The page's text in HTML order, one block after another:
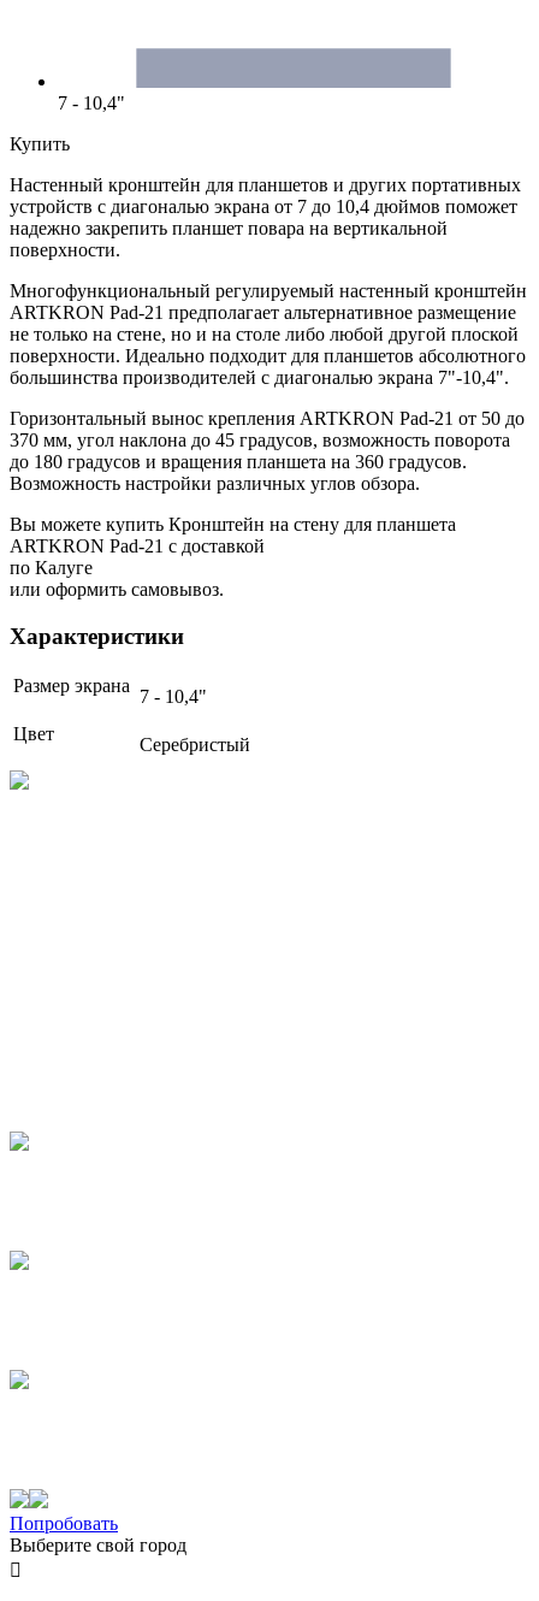
7 - 10,4"
Купить
Настенный кронштейн для планшетов и других портативных
устройств с диагональю экрана от 7 до 10,4 дюймов поможет
надежно закрепить планшет повара на вертикальной
поверхности.
Многофункциональный регулируемый настенный кронштейн
ARTKRON Pad-21 предполагает альтернативное размещение
не только на стене, но и на столе либо любой другой плоской
поверхности. Идеально подходит для планшетов абсолютного
большинства производителей с диагональю экрана 7"-10,4".
Горизонтальный вынос крепления ARTKRON Pad-21 от 50 до
370 мм, угол наклона до 45 градусов, возможность поворота
до 180 градусов и вращения планшета на 360 градусов.
Возможность настройки различных углов обзора.
Вы можете купить Кронштейн на стену для планшета
ARTKRON Pad-21 с доставкой
по Калуге
или оформить самовывоз.
Характеристики
Размер экрана
7 - 10,4"
Цвет
Серебристый
Попробовать
Выберите свой город
